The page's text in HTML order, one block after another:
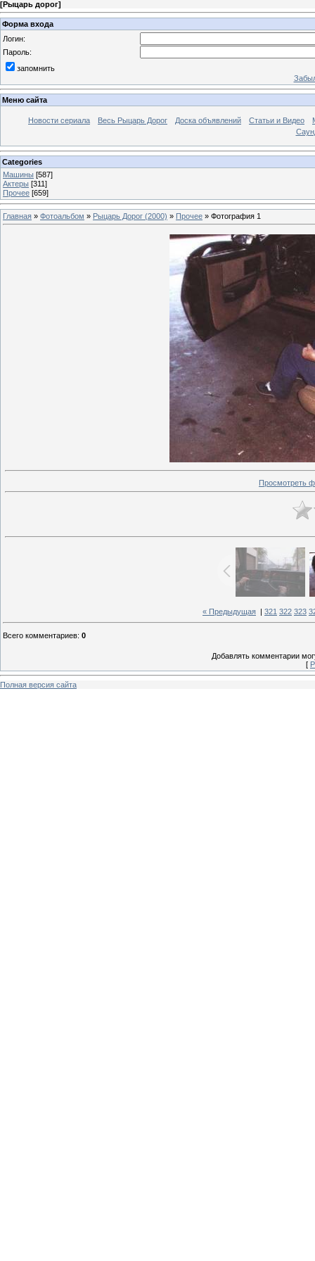
[Рыцарь дорог]
Форма входа
Логин:
Пароль:
запомнить
Меню сайта
Новости сериала Весь Рыцарь Дорог Доска объявлений Статьи и Видео
Categories
Машины [587]
Актеры [311]
Прочее [659]
Главная » Фотоальбом » Рыцарь Дорог (2000) » Прочее » Фотография 1
Просмотреть
« Предыдущая 321 322 323
Всего комментариев: 0
Добавлять комментарии
[
Полная версия сайта